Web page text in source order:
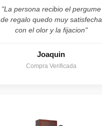
"La persona recibio el pergume
de regalo quedo muy satisfecha
con el olor y la fijacion"
Joaquin
Compra Verificada